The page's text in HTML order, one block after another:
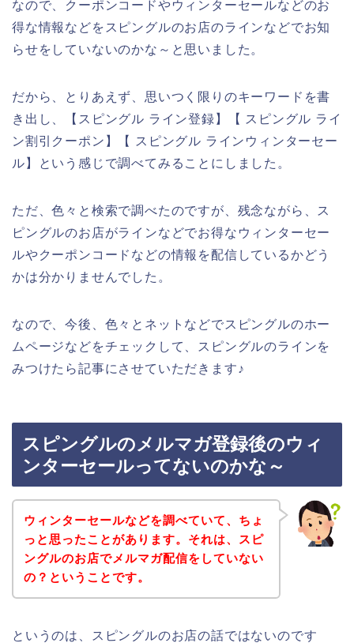
なので、クーポンコードやウィンターセールなどのお
得な情報などをスピングルのお店のラインなどでお知
らせをしていないのかな～と思いました。
だから、とりあえず、思いつく限りのキーワードを書
き出し、【スピングル ライン登録】【 スピングル ライ
ン割引クーポン】【 スピングル ラインウィンターセー
ル】という感じで調べてみることにしました。
ただ、色々と検索で調べたのですが、残念ながら、ス
ピングルのお店がラインなどでお得なウィンターセー
ルやクーポンコードなどの情報を配信しているかどう
かは分かりませんでした。
なので、今後、色々とネットなどでスピングルのホー
ムページなどをチェックして、スピングルのラインを
みつけたら記事にさせていただきます♪
スピングルのメルマガ登録後のウィ
ンターセールってないのかな～
ウィンターセールなどを調べていて、ちょ
っと思ったことがあります。それは、スピ
ングルのお店でメルマガ配信をしていない
の？ということです。
というのは、スピングルのお店の話ではないのです